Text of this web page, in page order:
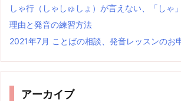
しゃ行（しゃしゅしょ）が言えない、「しゃ
理由と発音の練習方法
2021年7月 ことばの相談、発音レッスンのお
アーカイブ